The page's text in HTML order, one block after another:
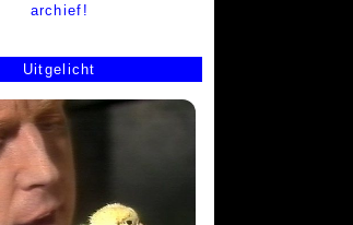
archief!
Uitgelicht